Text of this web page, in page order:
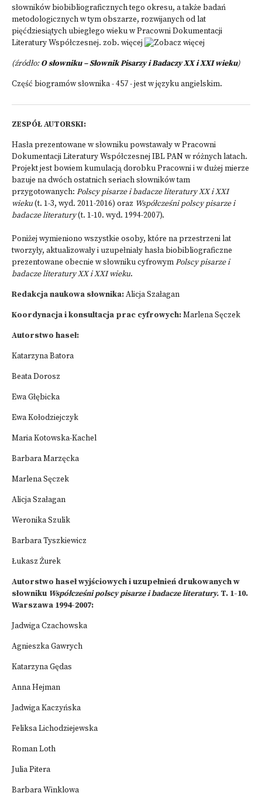
słowników biobibliograficznych tego okresu, a także badań
metodologicznych w tym obszarze, rozwijanych od lat
pięćdziesiątych ubiegłego wieku w Pracowni Dokumentacji
Literatury Współczesnej. zob. więcej
(źródło:O słowniku – Słownik Pisarzy i Badaczy XX i XXI wieku)
Część biogramów słownika - 457 - jest w języku angielskim.
ZESPÓŁ AUTORSKI:
Hasła prezentowane w słowniku powstawały w Pracowni
Dokumentacji Literatury Współczesnej IBL PAN w różnych latach.
Projekt jest bowiem kumulacją dorobku Pracowni i w dużej mierze
bazuje na dwóch ostatnich seriach słowników tam
przygotowanych: Polscy pisarze i badacze literatury XX i XXI
wieku(t. 1-3, wyd. 2011-2016) oraz Współcześni polscy pisarze i
badacze literatury(t. 1-10. wyd. 1994-2007).
Poniżej wymieniono wszystkie osoby, które na przestrzeni lat
tworzyły, aktualizowały i uzupełniały hasła biobibliograficzne
prezentowane obecnie w słowniku cyfrowymPolscy pisarze i
badacze literatury XX i XXI wieku.
Redakcja naukowa słownika:Alicja Szałagan
Koordynacja i konsultacja prac cyfrowych:Marlena Sęczek
Autorstwo haseł:
Katarzyna Batora
Beata Dorosz
Ewa Głębicka
Ewa Kołodziejczyk
Maria Kotowska-Kachel
Barbara Marzęcka
Marlena Sęczek
Alicja Szałagan
Weronika Szulik
Barbara Tyszkiewicz
Łukasz Żurek
Autorstwo haseł wyjściowych i uzupełnień drukowanych w
słowniku Współcześni polscy pisarze i badacze literatury. T. 1-10.
Warszawa 1994-2007:
Jadwiga Czachowska
Agnieszka Gawrych
Katarzyna Gędas
Anna Hejman
Jadwiga Kaczyńska
Feliksa Lichodziejewska
Roman Loth
Julia Pitera
Barbara Winklowa